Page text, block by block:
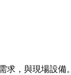
求，與現場設備。